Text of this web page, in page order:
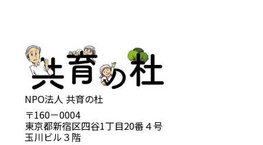
NPO法人 共育の杜
〒160－0004
東京都新宿区四谷1丁目20番４号
玉川ビル３階